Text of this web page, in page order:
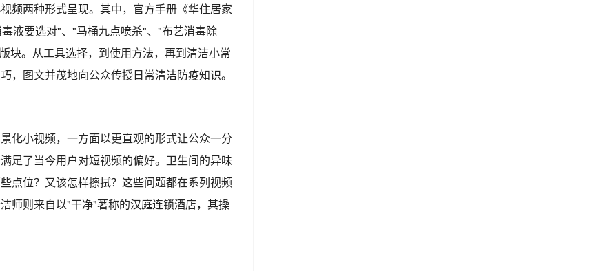
频两种形式呈现。其中，官方手册《华住居家
液要选对"、"马桶九点喷杀"、"布艺消毒除
块。从工具选择，到使用方法，再到清洁小常
，图文并茂地向公众传授日常清洁防疫知识。
化小视频，一方面以更直观的形式让公众一分
足了当今用户对短视频的偏好。卫生间的异味
点位？又该怎样擦拭？这些问题都在系列视频
师则来自以"干净"著称的汉庭连锁酒店，其操